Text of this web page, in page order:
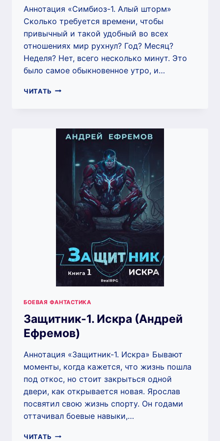
Аннотация «Симбиоз-1. Алый шторм»
Сколько требуется времени, чтобы
привычный и такой удобный во всех
отношениях мир рухнул? Год? Месяц?
Неделя? Нет, всего несколько минут. Это
было самое обыкновенное утро, и…
ЧИТАТЬ СИМБИОЗ-1.
ЕФРЕМОВ)
БОЕВАЯ ФАНТАСТИКА
Защитник-1. Искра (Андрей
Ефремов)
Аннотация «Защитник-1. Искра» Бывают
моменты, когда кажется, что жизнь пошла
под откос, но стоит закрыться одной
двери, как открывается новая. Ярослав
посвятил свою жизнь спорту. Он годами
оттачивал боевые навыки,…
ЧИТАТЬ ЗАЩИТНИК-1.